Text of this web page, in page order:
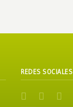
REDES SOCIALES